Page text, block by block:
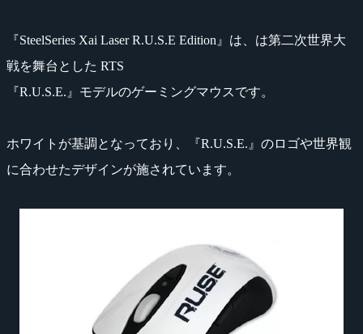
『SteelSeries Xai Laser R.U.S.E Edition』は、は第二次世界大
戦を舞台とした RTS
『R.U.S.E.』モデルのゲーミングマウスです。
ホワイトが基調となっており、『R.U.S.E.』のロゴや世界観
に合わせたデザインが施されています。